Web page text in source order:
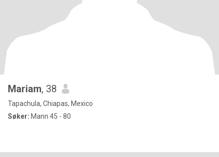
Mariam, 38
Tapachula, Chiapas, Mexico
Søker: Mann 45 - 80